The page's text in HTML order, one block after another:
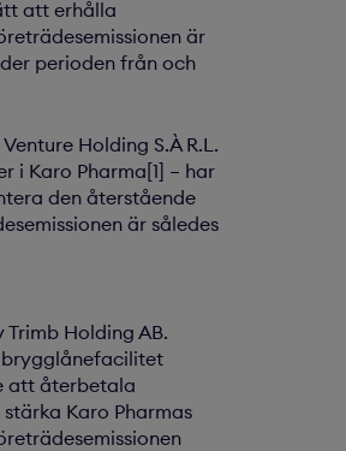
att erhålla
är
perioden från och
Holding S.À R.L.
i Karo Pharma[1] – har
den återstående
är således
Holding AB.
brygglånefacilitet
att återbetala
Karo Pharmas